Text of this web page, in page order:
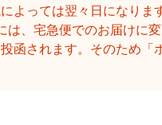
よっては翌々日になりま
、宅急便でのお届けに
函されます。そのため